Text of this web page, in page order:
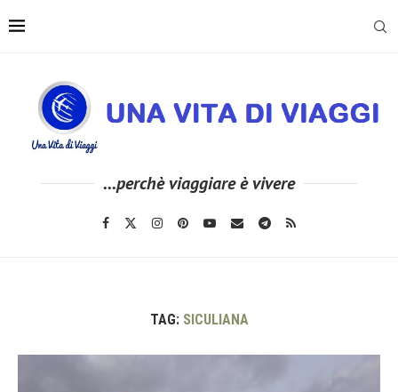
...perchè viaggiare è vivere
TAG: SICULIANA